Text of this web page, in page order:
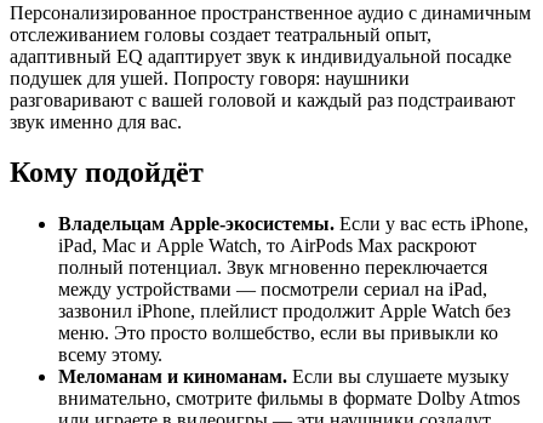
Персонализированное пространственное аудио с динамичным
отслеживанием головы создает театральный опыт,
адаптивный EQ адаптирует звук к индивидуальной посадке
подушек для ушей. Попросту говоря: наушники
разговаривают с вашей головой и каждый раз подстраивают
звук именно для вас.
Кому подойдёт
Владельцам Apple-экосистемы. Если у вас есть iPhone,
iPad, Mac и Apple Watch, то AirPods Max раскроют
полный потенциал. Звук мгновенно переключается
между устройствами — посмотрели сериал на iPad,
зазвонил iPhone, плейлист продолжит Apple Watch без
меню. Это просто волшебство, если вы привыкли ко
всему этому.
Меломанам и киноманам. Если вы слушаете музыку
внимательно, смотрите фильмы в формате Dolby Atmos